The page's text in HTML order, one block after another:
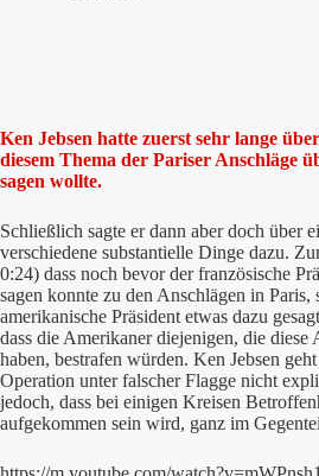
Ken Jebsen hatte zuerst sehr lange
diesem Thema der Pariser Anschläge
sagen wollte.
Schließlich sagte er dann aber doch über
verschiedene substantielle Dinge dazu.
0:24) dass noch bevor der französische
sagen konnte zu den Anschlägen in Paris,
amerikanische Präsident etwas dazu
dass die Amerikaner diejenigen, die diese
haben, bestrafen würden. Ken Jebsen
Operation unter falscher Flagge nicht
jedoch, dass bei einigen Kreisen
aufgekommen sein wird, ganz im